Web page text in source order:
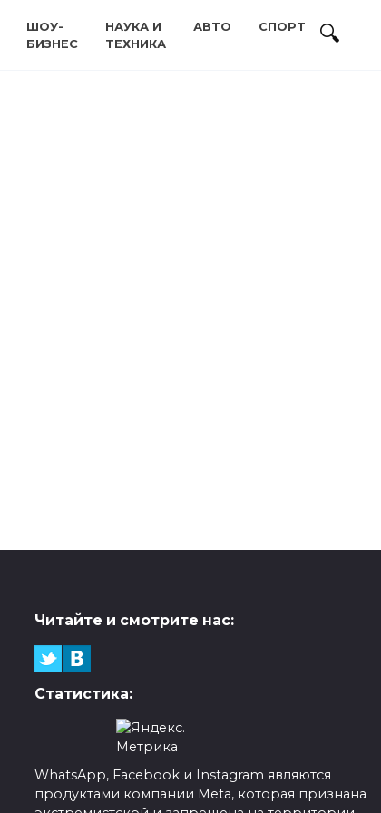
ШОУ-
БИЗНЕС
НАУКА И
ТЕХНИКА
АВТО СПОРТ
Читайте и смотрите нас:
Статистика:
WhatsApp, Facebook и Instagram являются
продуктами компании Meta, которая признана